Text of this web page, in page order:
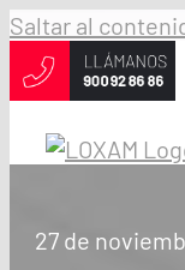
Saltar al
27 de